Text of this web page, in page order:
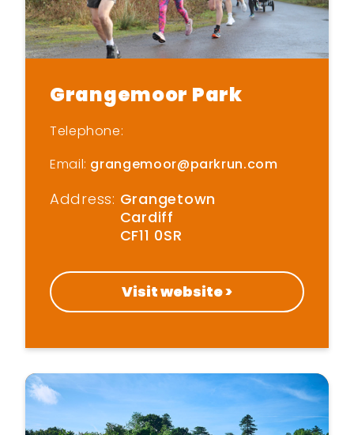
Grangemoor Park
Telephone:
Email: grangemoor@parkrun.com
Address: Grangetown
Cardiff
CF11 0SR
Visit website >